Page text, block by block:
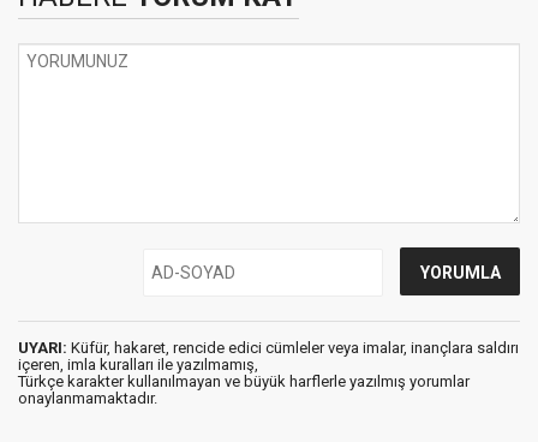
UYARI: Küfür, hakaret, rencide edici cümleler veya imalar, inançlara saldırı
içeren, imla kuralları ile yazılmamış,
Türkçe karakter kullanılmayan ve büyük harflerle yazılmış yorumlar
onaylanmamaktadır.